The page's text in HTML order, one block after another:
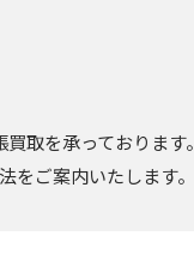
取を承っております。
ご案内いたします。